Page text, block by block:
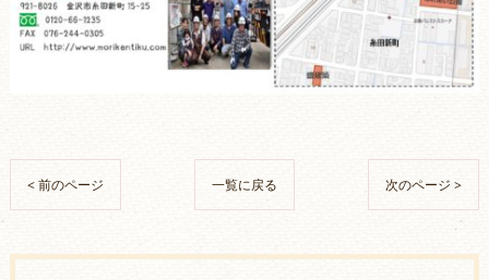
< 前のページ 一覧に戻る 次のページ >